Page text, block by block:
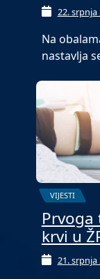
22. srpnja
Na
nastavlja
VIJESTI
krvi u
21. srpnja